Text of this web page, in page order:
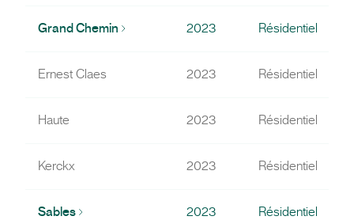
Grand Chemin 2023 Résidentiel
Ernest Claes 2023 Résidentiel
Haute 2023 Résidentiel
Kerckx 2023 Résidentiel
Sables 2023 Résidentiel